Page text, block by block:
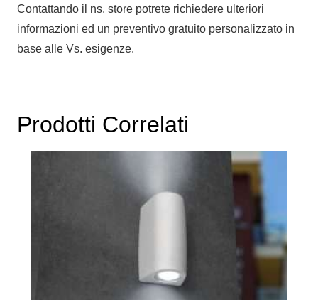
Contattando il ns. store potrete richiedere ulteriori
informazioni ed un preventivo gratuito personalizzato in
base alle Vs. esigenze.
Prodotti Correlati